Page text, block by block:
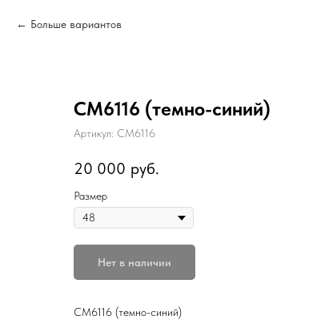
Больше вариантов
CM6116 (темно-синий)
Артикул: CM6116
20 000 руб.
Размер
Нет в наличии
CM6116 (темно-синий)